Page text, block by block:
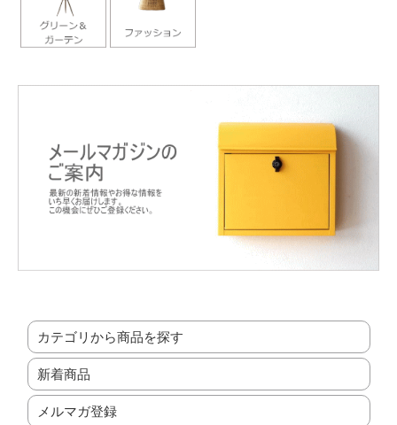
カテゴリから商品を探す
新着商品
メルマガ登録